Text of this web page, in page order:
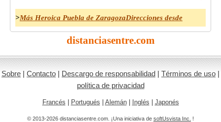
>Más Heroica Puebla de ZaragozaDirecciones desde
distanciasentre.com
Sobre | Contacto | Descargo de responsabilidad | Términos de uso |
política de privacidad
Francés Portugués Alemán| Inglés Japonés
© 2013-2026 distanciasentre.com. ¡Una iniciativa de softUsvista Inc. !